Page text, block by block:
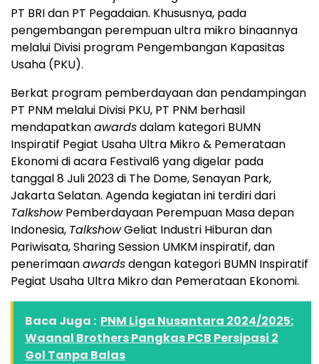
PT BRI dan PT Pegadaian. Khususnya, pada
pengembangan perempuan ultra mikro binaannya
melalui Divisi program Pengembangan Kapasitas
Usaha (PKU).
Berkat program pemberdayaan dan pendampingan
PT PNM melalui Divisi PKU, PT PNM berhasil
mendapatkanawardsdalam kategori BUMN
Inspiratif Pegiat Usaha Ultra Mikro & Pemerataan
Ekonomi di acara Festival6 yang digelar pada
tanggal 8 Juli 2023 di The Dome, Senayan Park,
Jakarta Selatan. Agenda kegiatan ini terdiri dari
TalkshowPemberdayaan Perempuan Masa depan
Indonesia, TalkshowGeliat Industri Hiburan dan
Pariwisata, Sharing Session UMKM inspiratif, dan
penerimaanawardsdengan kategori BUMN Inspiratif
Pegiat Usaha Ultra Mikro dan Pemerataan Ekonomi.
Baca Juga : PNM Liga Nusantara 2024/2025:
Waanal Brothers Pangkas PCB Persipasi 2
Gol Tanpa Balas